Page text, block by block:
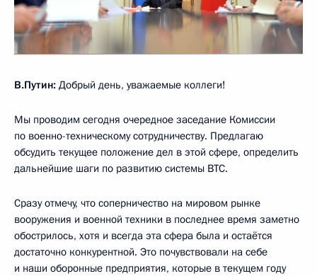
В.Путин: Добрый день, уважаемые коллеги!
Мы проводим сегодня очередное заседание Комиссии
по военно-техническому сотрудничеству. Предлагаю
обсудить текущее положение дел в этой сфере, определить
дальнейшие шаги по развитию системы ВТС.
Сразу отмечу, что соперничество на мировом рынке
вооружения и военной техники в последнее время заметно
обострилось, хотя и всегда эта сфера была и остаётся
достаточно конкурентной. Это почувствовали на себе
и наши оборонные предприятия, которые в текущем году